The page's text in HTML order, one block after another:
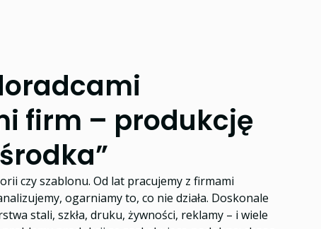
firm – produkcję
czy szablonu. Od lat pracujemy z firmami
ogarniamy to, co nie działa. Doskonale
stali, szkła, druku, żywności, reklamy – i wiele